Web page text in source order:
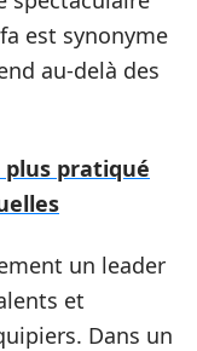
est synonyme
au-delà des
plus pratiqué
un leader
et
Dans un